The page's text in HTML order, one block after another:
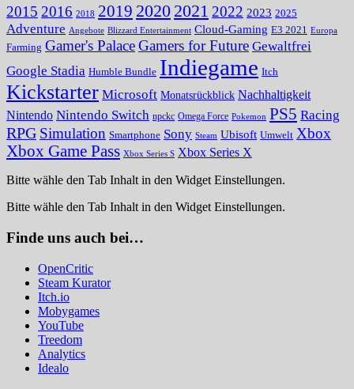
2015 2016 2018 2019 2020 2021 2022 2023 2025
Adventure Angebote Blizzard Entertainment Cloud-Gaming E3 2021 Europa
Farming Gamer's PalaceGamers for Future Gewaltfrei
Google Stadia Humble Bundle Indiegame Itch
Kickstarter Microsoft Monatsrückblick Nachhaltigkeit
Nintendo Nintendo Switch npckc Omega Force Pokemon PS5 Racing
RPG Simulation Smartphone Sony Steam Ubisoft Umwelt Xbox
Xbox Game Pass Xbox Series S Xbox Series X
Bitte wähle den Tab Inhalt in den Widget Einstellungen.
Bitte wähle den Tab Inhalt in den Widget Einstellungen.
Finde uns auch bei…
OpenCritic
Steam Kurator
Itch.io
Mobygames
YouTube
Treedom
Analytics
Idealo